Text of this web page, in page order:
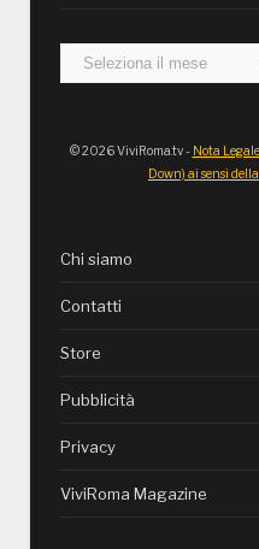
Archivi
© 2026 ViviRoma.tv - Nota
Down) ai sensi
Chi siamo
Contatti
Store
Pubblicità
Privacy
ViviRoma Magazine